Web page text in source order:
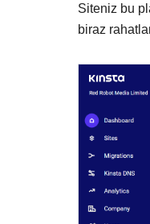
Siteniz bu
biraz